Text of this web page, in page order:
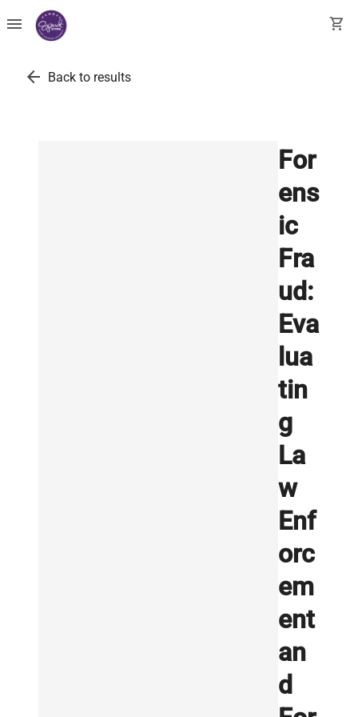
menu shopping_cart
arrow_back Back to results
For
ens
ic
Fra
ud:
Eva
lua
tin
g
La
w
Enf
orc
em
ent
an
d